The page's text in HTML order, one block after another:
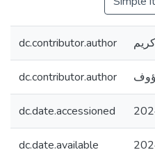
dc.contributor.author
dc.contributor.author
dc.date.accessioned
dc.date.available